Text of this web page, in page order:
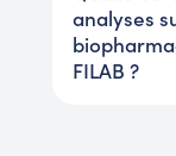
analyses
FILAB ?